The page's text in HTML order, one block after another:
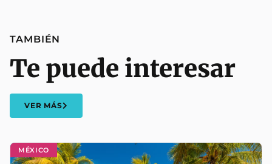
MÉXICO
TAMBIÉN
Te puede interesar
VER MÁS